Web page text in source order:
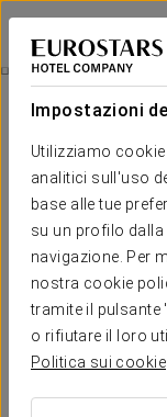
Impostazioni
Utilizziamo
analitici sull'uso
base alle tue
su un profilo dalla
navigazione. Per
nostra cookie
tramite il pulsante
o rifiutare il loro
Politica sui cookie
Tandem Torres de
CADICE
Storia Dell’Edificio